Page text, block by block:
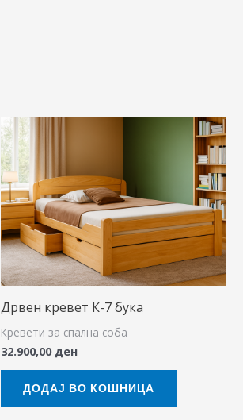
Дрвен кревет К-7 бука
Кревети за спална соба
32.900,00 ден
ДОДАЈ ВО КОШНИЦА